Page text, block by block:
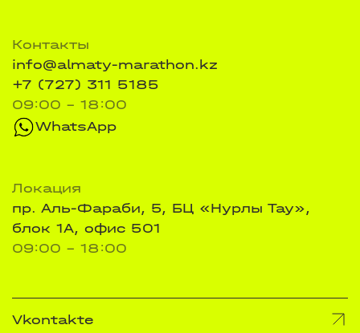
Контакты
info@almaty-marathon.kz
+7 (727) 311 5185
09:00 - 18:00
WhatsApp
Локация
пр. Аль-Фараби, 5, БЦ «Нурлы Тау»,
блок 1А, офис 501
09:00 - 18:00
Vkontakte